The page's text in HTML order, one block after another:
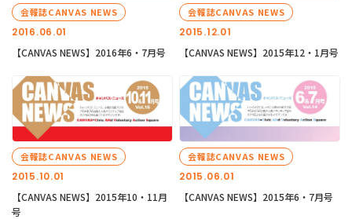
2016.06.01
会報誌CANVAS NEWS
【CANVAS NEWS】2016年6・7月号
2015.12.01
会報誌CANVAS NEWS
【CANVAS NEWS】2015年12・1月号
2015.10.01
会報誌CANVAS NEWS
【CANVAS NEWS】2015年10・11月
号
2015.06.01
会報誌CANVAS NEWS
【CANVAS NEWS】2015年6・7月号